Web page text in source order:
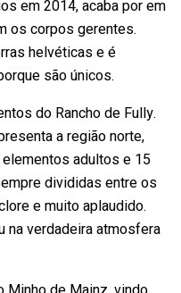
em 2014, acaba por em
os corpos gerentes.
helvéticas e é
são únicos.
do Rancho de Fully.
a região norte,
adultos e 15
divididas entre os
e muito aplaudido.
na verdadeira atmosfera